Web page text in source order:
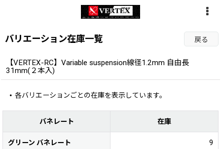
バリエーション在庫一覧 戻る
【VERTEX-RC】Variable suspension線径1.2mm 自由長
31mm(２本入)
各バリエーションごとの在庫を表示しています。
バネレート 在庫
グリーン バネレート
9